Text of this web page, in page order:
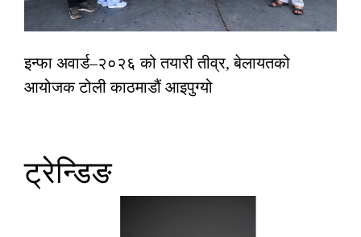
इन्फा अवार्ड–२०२६ को तयारी तीव्र, बेलायतको
आयोजक टोली काठमाडौं आइपुग्यो
ट्रेन्डिङ